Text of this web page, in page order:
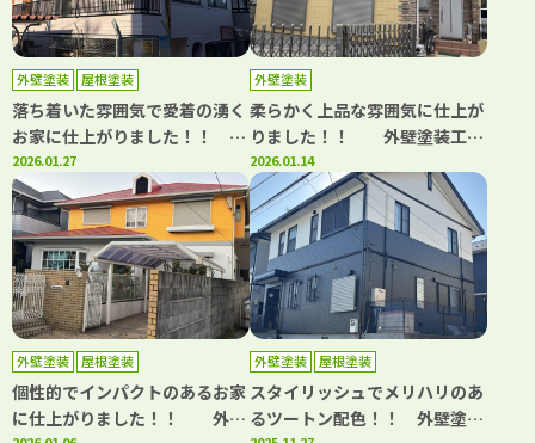
外壁塗装 屋根塗装
落ち着いた雰囲気で愛着の湧く
お家に仕上がりました！！
外壁塗装工事・屋根塗装工事
川口市東川口 O様邸 ｜埼玉
県川口市、蕨市の外壁塗装・屋
根塗装専門店カワグチペイン
ト 口コミ評判No,1！
2026.01.27
外壁塗装
柔らかく上品な雰囲気に仕上が
りました！！ 外壁塗装工
事 川口市元郷 I様邸 ｜
埼玉県川口市、蕨市の外壁塗
装・屋根塗装専門店カワグチペ
イント 口コミ評判No,1！
2026.01.14
外壁塗装 屋根塗装
個性的でインパクトのあるお家
に仕上がりました！！ 外壁
外壁塗装 屋根塗装
スタイリッシュでメリハリのあ
るツートン配色！！ 外壁塗装